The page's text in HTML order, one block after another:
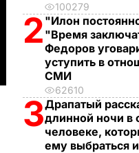
100279
2 "Илон
"Время
Федоров
уступить в
СМИ
62610
3Драпатый
длинной ночи в
человеке,
ему выбраться